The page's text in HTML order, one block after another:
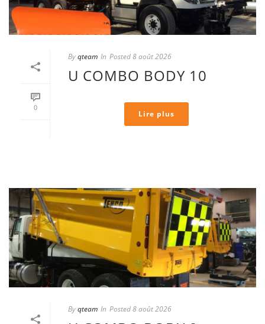
0
Byqteam In Posted8 août 2026
U COMBO BODY 10
Lire plus
Byqteam In Posted8 août 2026